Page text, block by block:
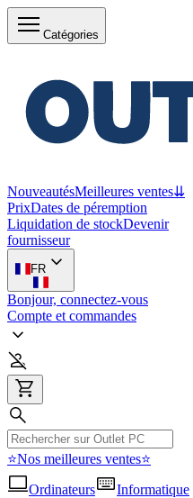
Catégories
NouveautésMeilleures ventes⇊
PrixDates de péremption
Liquidation de stockDevenir
fournisseur
FR
Bonjour, connectez-vous
Compte et commandes
⭐Nos meilleures ventes⭐
Ordinateurs
Informatique